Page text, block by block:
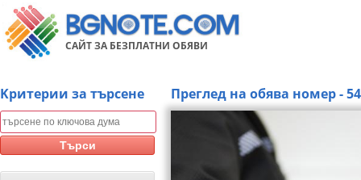
САЙТ ЗА БЕЗПЛАТНИ ОБЯВИ
Kритерии за търсене
Търси
Преглед на обява номер -